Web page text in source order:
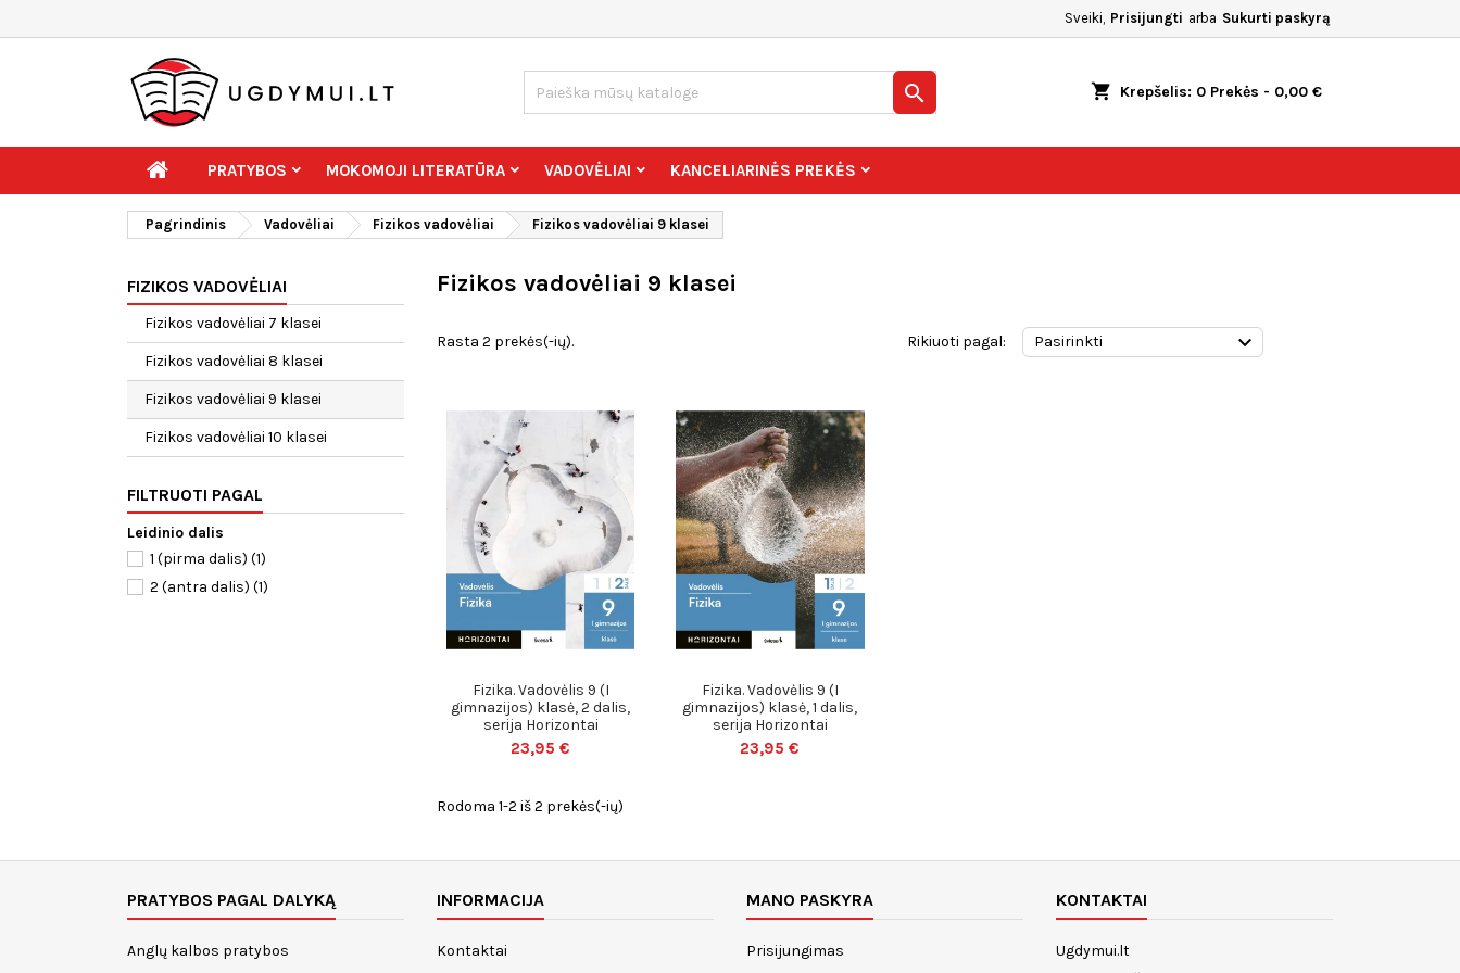
Sveiki, Prisijungti arba Sukurti paskyrą
shopping_cart Krepšelis: 0 Prekės - 0,00 €

PRATYBOS MOKOMOJI LITERATŪRA VADOVĖLIAI KANCELIARINĖS PREKĖS
Pagrindinis Vadovėliai Fizikos vadovėliai Fizikos vadovėliai 9 klasei
FIZIKOS VADOVĖLIAI
Fizikos vadovėliai 7 klasei
Fizikos vadovėliai 8 klasei
Fizikos vadovėliai 9 klasei
Fizikos vadovėliai 10 klasei
FILTRUOTI PAGAL
Leidinio dalis
1 (pirma dalis) (1)
2 (antra dalis) (1)
Fizikos vadovėliai 9 klasei
Rasta 2 prekės(-ių). Rikiuoti pagal: Pasirinkti 
Fizika. Vadovėlis 9 (I
gimnazijos) klasė, 2 dalis,
serija Horizontai
23,95 €
Fizika. Vadovėlis 9 (I
gimnazijos) klasė, 1 dalis,
serija Horizontai
23,95 €
Rodoma 1-2 iš 2 prekės(-ių)
PRATYBOS PAGAL DALYKĄ
Anglų kalbos pratybos
INFORMACIJA
Kontaktai
MANO PASKYRA
Prisijungimas
KONTAKTAI
Ugdymui.lt